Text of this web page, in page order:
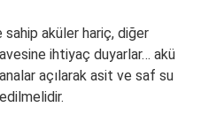
sahip aküler hariç, diğer
ihtiyaç duyarlar… akü
açılarak asit ve saf su